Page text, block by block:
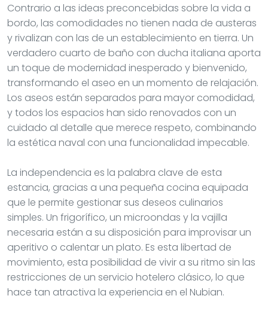
Contrario a las ideas preconcebidas sobre la vida a
bordo, las comodidades no tienen nada de austeras
y rivalizan con las de un establecimiento en tierra. Un
verdadero cuarto de baño con ducha italiana aporta
un toque de modernidad inesperado y bienvenido,
transformando el aseo en un momento de relajación.
Los aseos están separados para mayor comodidad,
y todos los espacios han sido renovados con un
cuidado al detalle que merece respeto, combinando
la estética naval con una funcionalidad impecable.
La independencia es la palabra clave de esta
estancia, gracias a una pequeña cocina equipada
que le permite gestionar sus deseos culinarios
simples. Un frigorífico, un microondas y la vajilla
necesaria están a su disposición para improvisar un
aperitivo o calentar un plato. Es esta libertad de
movimiento, esta posibilidad de vivir a su ritmo sin las
restricciones de un servicio hotelero clásico, lo que
hace tan atractiva la experiencia en el Nubian.